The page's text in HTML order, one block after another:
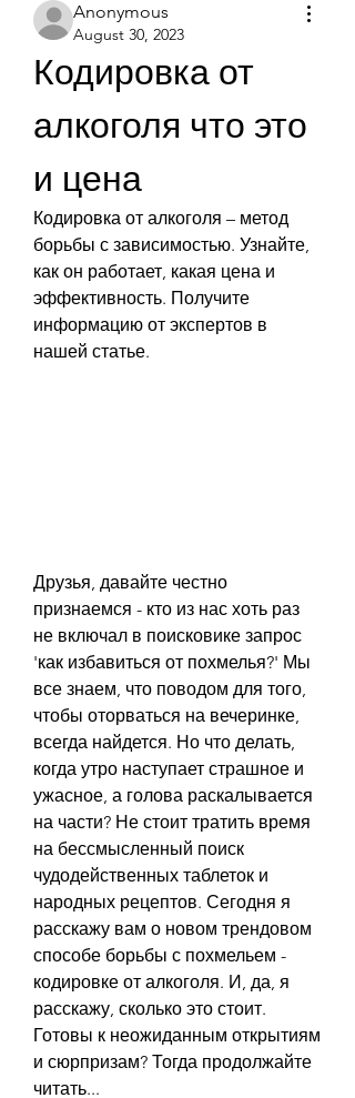
Anonymous
August 30, 2023
Кодировка от
алкоголя что это
и цена
Кодировка от алкоголя – метод
борьбы с зависимостью. Узнайте,
как он работает, какая цена и
эффективность. Получите
информацию от экспертов в
нашей статье.
Друзья, давайте честно
признаемся - кто из нас хоть раз
не включал в поисковике запрос
'как избавиться от похмелья?' Мы
все знаем, что поводом для того,
чтобы оторваться на вечеринке,
всегда найдется. Но что делать,
когда утро наступает страшное и
ужасное, а голова раскалывается
на части? Не стоит тратить время
на бессмысленный поиск
чудодейственных таблеток и
народных рецептов. Сегодня я
расскажу вам о новом трендовом
способе борьбы с похмельем -
кодировке от алкоголя. И, да, я
расскажу, сколько это стоит.
Готовы к неожиданным открытиям
и сюрпризам? Тогда продолжайте
читать...